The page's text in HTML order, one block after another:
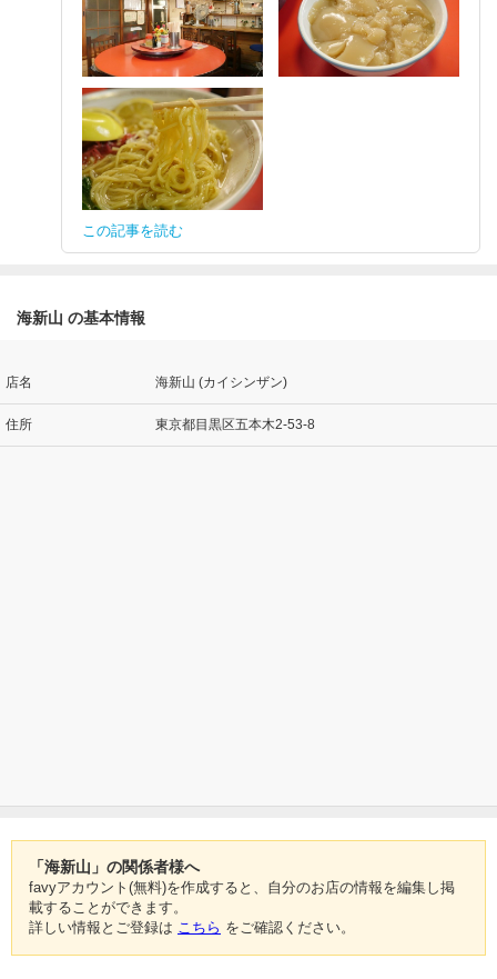
この記事を読む
海新山 の基本情報
店名 海新山 (カイシンザン)
住所 東京都目黒区五本木2-53-8
「海新山」の関係者様へ
favyアカウント(無料)を作成すると、自分のお店の情報を編集し掲
載することができます。
詳しい情報とご登録は こちら をご確認ください。